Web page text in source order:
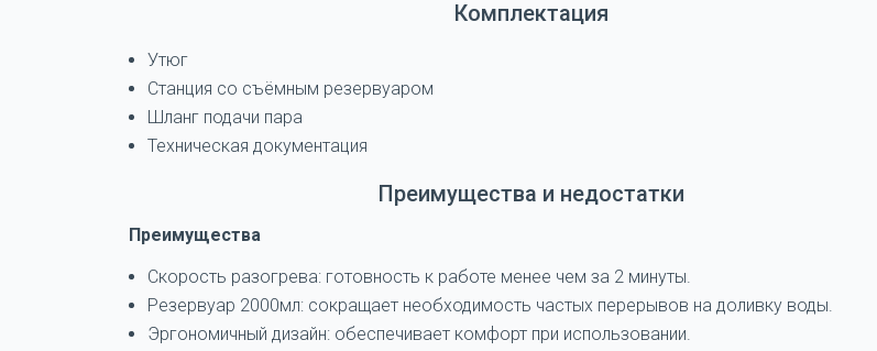
Комплектация
Утюг
Станция со съёмным резервуаром
Шланг подачи пара
Техническая документация
Преимущества и недостатки
Преимущества
Скорость разогрева: готовность к работе менее чем за 2 минуты.
Резервуар 2000мл: сокращает необходимость частых перерывов на доливку воды.
Эргономичный дизайн: обеспечивает комфорт при использовании.